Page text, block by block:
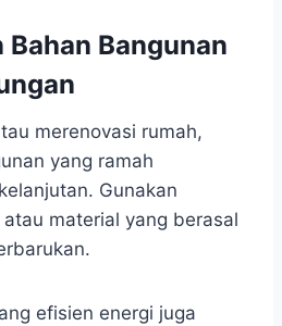
Bangunan
merenovasi rumah,
yang ramah
Gunakan
material yang berasal
efisien energi juga